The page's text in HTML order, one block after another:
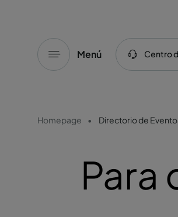
Menú Centro
Homepage Directorio de
Para